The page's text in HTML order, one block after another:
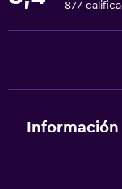
Cocineta
877